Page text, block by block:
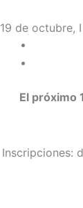
19 de octubre,
El próximo
Inscripciones: